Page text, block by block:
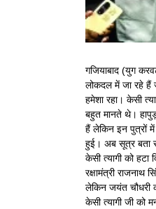
गजियाबाद (युग
लोकदल में जा रहे हैं
हमेशा रहा। केसी
बहुत मानते थे।
हैं लेकिन इन पुत्रों में
हुई। अब सूत्र बता
केसी त्यागी को
रक्षामंत्री
लेकिन जयंत चौधरी
केसी त्यागी जी को